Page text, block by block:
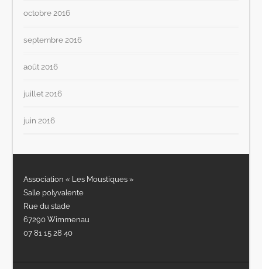
octobre 2016
septembre 2016
août 2016
juillet 2016
juin 2016
Association « Les Moustiques »
Salle polyvalente
Rue du stade
67290 Wimmenau
07 81 15 28 40